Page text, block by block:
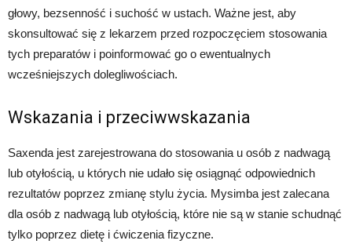
głowy, bezsenność i suchość w ustach. Ważne jest, aby
skonsultować się z lekarzem przed rozpoczęciem stosowania
tych preparatów i poinformować go o ewentualnych
wcześniejszych dolegliwościach.
Wskazania i przeciwwskazania
Saxenda jest zarejestrowana do stosowania u osób z nadwagą
lub otyłością, u których nie udało się osiągnąć odpowiednich
rezultatów poprzez zmianę stylu życia. Mysimba jest zalecana
dla osób z nadwagą lub otyłością, które nie są w stanie schudnąć
tylko poprzez dietę i ćwiczenia fizyczne.